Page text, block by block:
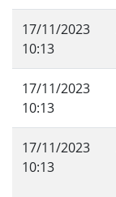
17/11/2023
10:13
17/11/2023
10:13
17/11/2023
10:13